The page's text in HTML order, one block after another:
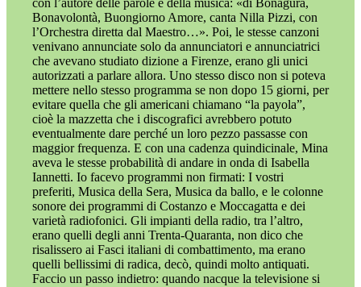
con l’autore delle parole e della musica: «di Bonagura,
Bonavolontà, Buongiorno Amore, canta Nilla Pizzi, con
l’Orchestra diretta dal Maestro…». Poi, le stesse canzoni
venivano annunciate solo da annunciatori e annunciatrici
che avevano studiato dizione a Firenze, erano gli unici
autorizzati a parlare allora. Uno stesso disco non si poteva
mettere nello stesso programma se non dopo 15 giorni, per
evitare quella che gli americani chiamano “la payola”,
cioè la mazzetta che i discografici avrebbero potuto
eventualmente dare perché un loro pezzo passasse con
maggior frequenza. E con una cadenza quindicinale, Mina
aveva le stesse probabilità di andare in onda di Isabella
Iannetti. Io facevo programmi non firmati: I vostri
preferiti, Musica della Sera, Musica da ballo, e le colonne
sonore dei programmi di Costanzo e Moccagatta e dei
varietà radiofonici. Gli impianti della radio, tra l’altro,
erano quelli degli anni Trenta-Quaranta, non dico che
risalissero ai Fasci italiani di combattimento, ma erano
quelli bellissimi di radica, decò, quindi molto antiquati.
Faccio un passo indietro: quando nacque la televisione si